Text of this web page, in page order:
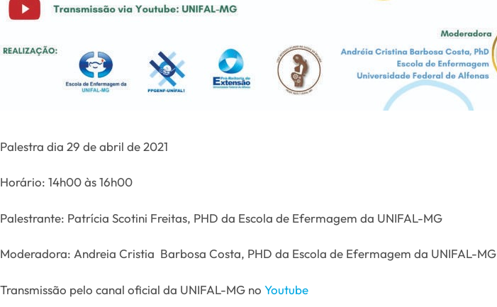
Palestra dia 29 de abril de 2021
Horário: 14h00 às 16h00
Palestrante: Patrícia Scotini Freitas, PHD da Escola de Efermagem da UNIFAL-MG
Moderadora: Andreia Cristia Barbosa Costa, PHD da Escola de Efermagem da UNIFAL-MG
Transmissão pelo canal oficial da UNIFAL-MG no Youtube